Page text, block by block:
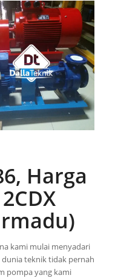
Harga
kami mulai menyadari
teknik tidak pernah
pompa yang kami